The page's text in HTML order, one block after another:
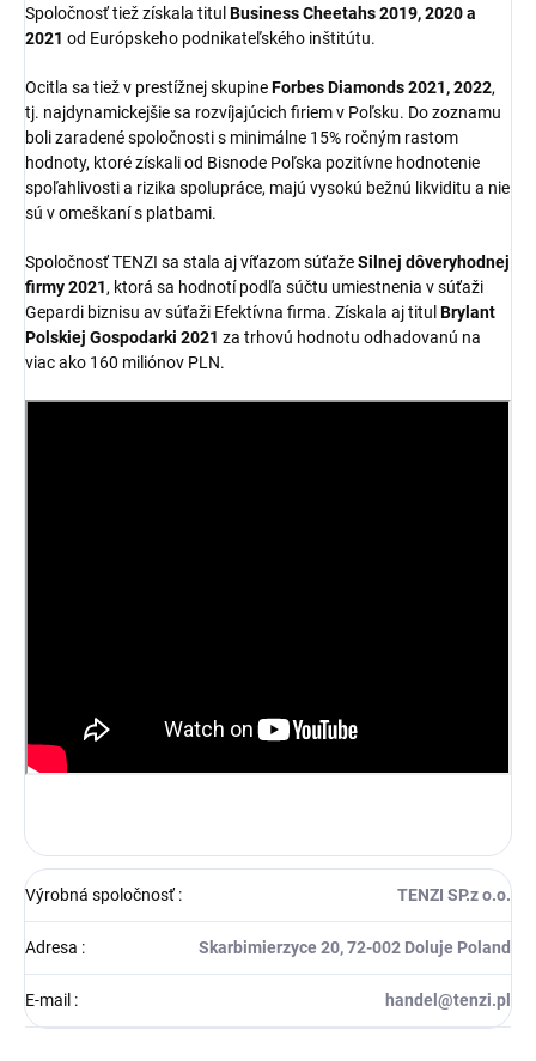
Spoločnosť tiež získala titul Business Cheetahs 2019, 2020 a
2021 od Európskeho podnikateľského inštitútu.
Ocitla sa tiež v prestížnej skupineForbes Diamonds 2021, 2022,
tj. najdynamickejšie sa rozvíjajúcich firiem v Poľsku. Do zoznamu
boli zaradené spoločnosti s minimálne 15% ročným rastom
hodnoty, ktoré získali od Bisnode Poľska pozitívne hodnotenie
spoľahlivosti a rizika spolupráce, majú vysokú bežnú likviditu a nie
sú v omeškaní s platbami.
Spoločnosť TENZI sa stala aj víťazom súťažeSilnej dôveryhodnej
firmy 2021, ktorá sa hodnotí podľa súčtu umiestnenia v súťaži
Gepardi biznisu av súťaži Efektívna firma. Získala aj titul Brylant
Polskiej Gospodarki 2021 za trhovú hodnotu odhadovanú na
viac ako 160 miliónov PLN.
Výrobná spoločnosť: TENZI SP.z o.o.
Adresa : Skarbimierzyce 20, 72-002 Doluje Poland
E-mail : handel@tenzi.pl